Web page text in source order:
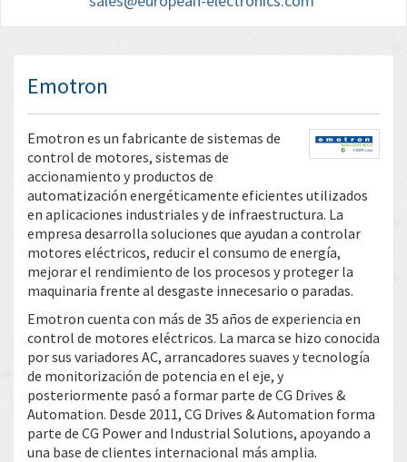
Emotron
Emotron es un fabricante de sistemas de
control de motores, sistemas de
accionamiento y productos de
automatización energéticamente eficientes utilizados
en aplicaciones industriales y de infraestructura. La
empresa desarrolla soluciones que ayudan a controlar
motores eléctricos, reducir el consumo de energía,
mejorar el rendimiento de los procesos y proteger la
maquinaria frente al desgaste innecesario o paradas.
Emotron cuenta con más de 35 años de experiencia en
control de motores eléctricos. La marca se hizo conocida
por sus variadores AC, arrancadores suaves y tecnología
de monitorización de potencia en el eje, y
posteriormente pasó a formar parte de CG Drives &
Automation. Desde 2011, CG Drives & Automation forma
parte de CG Power and Industrial Solutions, apoyando a
una base de clientes internacional más amplia.